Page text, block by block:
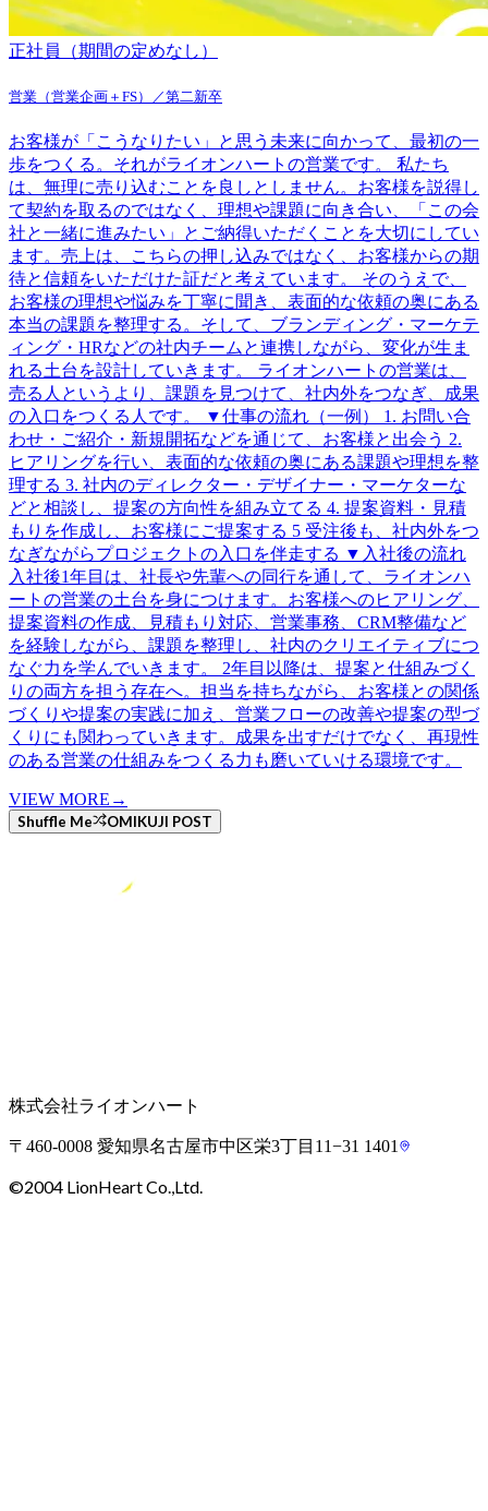
正社員（期間の定めなし）
営業（営業企画＋FS）／第二新卒
お客様が「こうなりたい」と思う未来に向かって、最初の一
歩をつくる。それがライオンハートの営業です。 私たち
は、無理に売り込むことを良しとしません。お客様を説得し
て契約を取るのではなく、理想や課題に向き合い、「この会
社と一緒に進みたい」とご納得いただくことを大切にしてい
ます。売上は、こちらの押し込みではなく、お客様からの期
待と信頼をいただけた証だと考えています。 そのうえで、
お客様の理想や悩みを丁寧に聞き、表面的な依頼の奥にある
本当の課題を整理する。そして、ブランディング・マーケテ
ィング・HRなどの社内チームと連携しながら、変化が生ま
れる土台を設計していきます。 ライオンハートの営業は、
売る人というより、課題を見つけて、社内外をつなぎ、成果
の入口をつくる人です。 ▼仕事の流れ（一例） 1. お問い合
わせ・ご紹介・新規開拓などを通じて、お客様と出会う 2.
ヒアリングを行い、表面的な依頼の奥にある課題や理想を整
理する 3. 社内のディレクター・デザイナー・マーケターな
どと相談し、提案の方向性を組み立てる 4. 提案資料・見積
もりを作成し、お客様にご提案する 5 受注後も、社内外をつ
なぎながらプロジェクトの入口を伴走する ▼入社後の流れ
入社後1年目は、社長や先輩への同行を通して、ライオンハ
ートの営業の土台を身につけます。お客様へのヒアリング、
提案資料の作成、見積もり対応、営業事務、CRM整備など
を経験しながら、課題を整理し、社内のクリエイティブにつ
なぐ力を学んでいきます。 2年目以降は、提案と仕組みづく
りの両方を担う存在へ。担当を持ちながら、お客様との関係
づくりや提案の実践に加え、営業フローの改善や提案の型づ
くりにも関わっていきます。成果を出すだけでなく、再現性
のある営業の仕組みをつくる力も磨いていける環境です。
VIEW MORE →
Shuffle Me OMIKUJI POST
株式会社ライオンハート
〒460-0008 愛知県名古屋市中区栄3丁目11−31 1401
©2004 LionHeart Co.,Ltd.